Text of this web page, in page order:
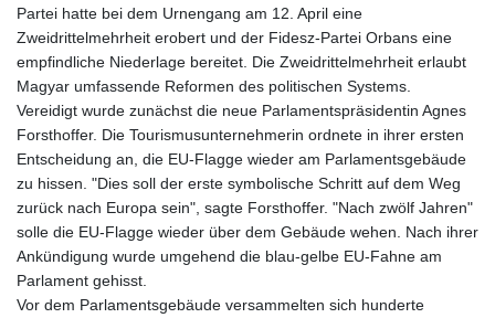
HNL 30.893904
HRK 7.535207
HTG 150.703267
HUF 363.227272
IDR 20683.84493
ILS 3.477857
IMP 0.857481
INR 109.853402
IQD
1509.981531
IRR
ISK 141.789703
Partei hatte bei dem Urnengang am 12. April eine
Zweidrittelmehrheit erobert und der Fidesz-Partei Orbans eine
empfindliche Niederlage bereitet. Die Zweidrittelmehrheit erlaubt
Magyar umfassende Reformen des politischen Systems.
Vereidigt wurde zunächst die neue Parlamentspräsidentin Agnes
Forsthoffer. Die Tourismusunternehmerin ordnete in ihrer ersten
Entscheidung an, die EU-Flagge wieder am Parlamentsgebäude
zu hissen. "Dies soll der erste symbolische Schritt auf dem Weg
zurück nach Europa sein", sagte Forsthoffer. "Nach zwölf Jahren"
solle die EU-Flagge wieder über dem Gebäude wehen. Nach ihrer
Ankündigung wurde umgehend die blau-gelbe EU-Fahne am
Parlament gehisst.
Vor dem Parlamentsgebäude versammelten sich hunderte